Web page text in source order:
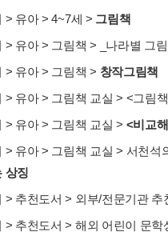
> 유아>4~7세 > 그림책
> 유아> 그림책 > _나라별 그
> 유아> 그림책 > 창작그림책
> 유아> 그림책 교실 > <그림
> 유아> 그림책 교실 > <비교
> 유아> 그림책 교실 > 서천석
상징
> 추천도서 > 외부/전문기관 추
> 추천도서 > 해외 어린이 문학